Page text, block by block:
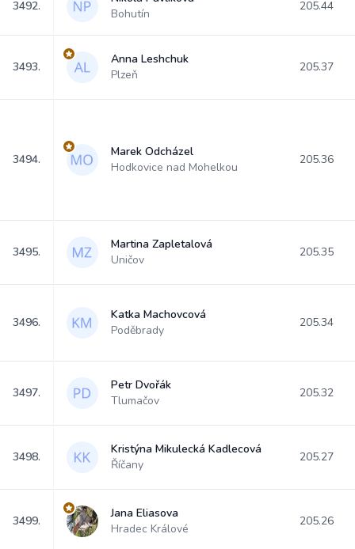
3492.
Bohutín
205.44
3493.
Anna Leshchuk
Plzeň
205.37
3494.
Marek Odcházel
Hodkovice nad Mohelkou
205.36
3495.
Martina Zapletalová
Uničov
205.35
3496.
Katka Machovcová
Poděbrady
205.34
3497.
Petr Dvořák
Tlumačov
205.32
3498.
Kristýna Mikulecká Kadlecová
Říčany
205.27
3499.
Jana Eliasova
Hradec Králové
205.26